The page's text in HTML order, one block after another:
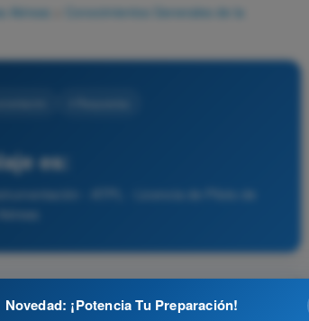
Aéreas
Conocimientos Generales de la
es:
- ATPL - Licencia de Piloto de
Novedad: ¡Potencia Tu Preparación!